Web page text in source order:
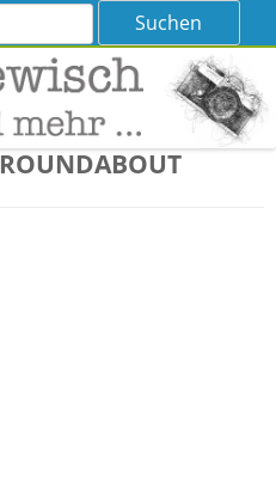
Fotografieren
zur Fotografie
ROUNDABOUT